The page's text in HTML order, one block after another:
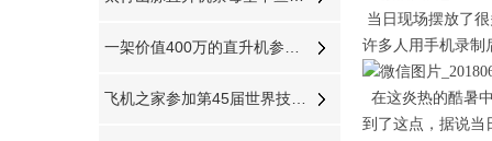
当日现场摆放了
许多人用手机录制
在这炎热的酷暑
到了这点，据说当